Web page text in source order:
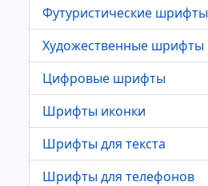
Футуристические шрифты
Художественные шрифты
Цифровые шрифты
Шрифты иконки
Шрифты для текста
Шрифты для телефонов